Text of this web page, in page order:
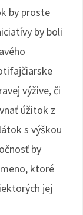
by proste
by boli
výžive, či
úžitok z
s výškou
by
ktoré
jej